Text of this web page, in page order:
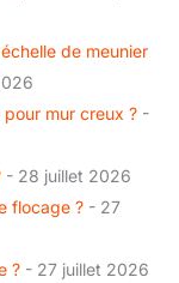
de meunier
mur creux ? -
- 28 juillet 2026
flocage ? - 27
? - 27 juillet 2026